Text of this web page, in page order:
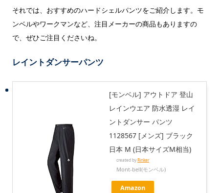
それでは、おすすめのハードシェルパンツをご紹介します。モ
ンベルやワークマンなど、注目メーカーの商品もありますの
で、ぜひご注目くださいね。
レイントダンサーパンツ
[モンベル] アウトドア 登山
レインウエア 防水透湿 レイ
ントダンサー パンツ
1128567 [メンズ] ブラック
日本 M (日本サイズM相当)
created byRinker
Mont-bell(モンベル)
Amazon